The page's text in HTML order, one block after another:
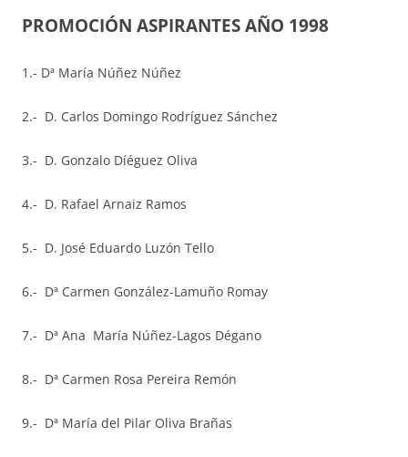
PROMOCIÓN ASPIRANTES AÑO 1998
1.- Dª María Núñez Núñez
2.- D. Carlos Domingo Rodríguez Sánchez
3.- D. Gonzalo Díéguez Oliva
4.- D. Rafael Arnaiz Ramos
5.- D. José Eduardo Luzón Tello
6.- Dª Carmen González-Lamuño Romay
7.- Dª Ana María Núñez-Lagos Dégano
8.- Dª Carmen Rosa Pereira Remón
9.- Dª María del Pilar Oliva Brañas